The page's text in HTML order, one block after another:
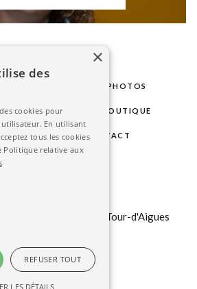
SÉANCES PHOTOS
GALERIE BOUTIQUE
CLIENT CONTACT
du Revol, 84240 La Tour-d'Aigues
×
des
cookies pour
En utilisant
tous les cookies
Politique relative aux
REFUSER TOUT
LES DÉTAILS